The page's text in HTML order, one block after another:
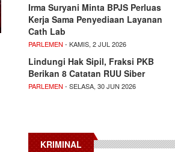
Irma Suryani Minta BPJS Perluas
Kerja Sama Penyediaan Layanan
Cath Lab
PARLEMEN - KAMIS, 2 JUL 2026
Lindungi Hak Sipil, Fraksi PKB
Berikan 8 Catatan RUU Siber
PARLEMEN - SELASA, 30 JUN 2026
KRIMINAL